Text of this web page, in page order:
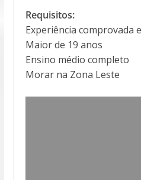
Requisitos:
Experiência comprovada
Maior de 19 anos
Ensino médio completo
Morar na Zona Leste